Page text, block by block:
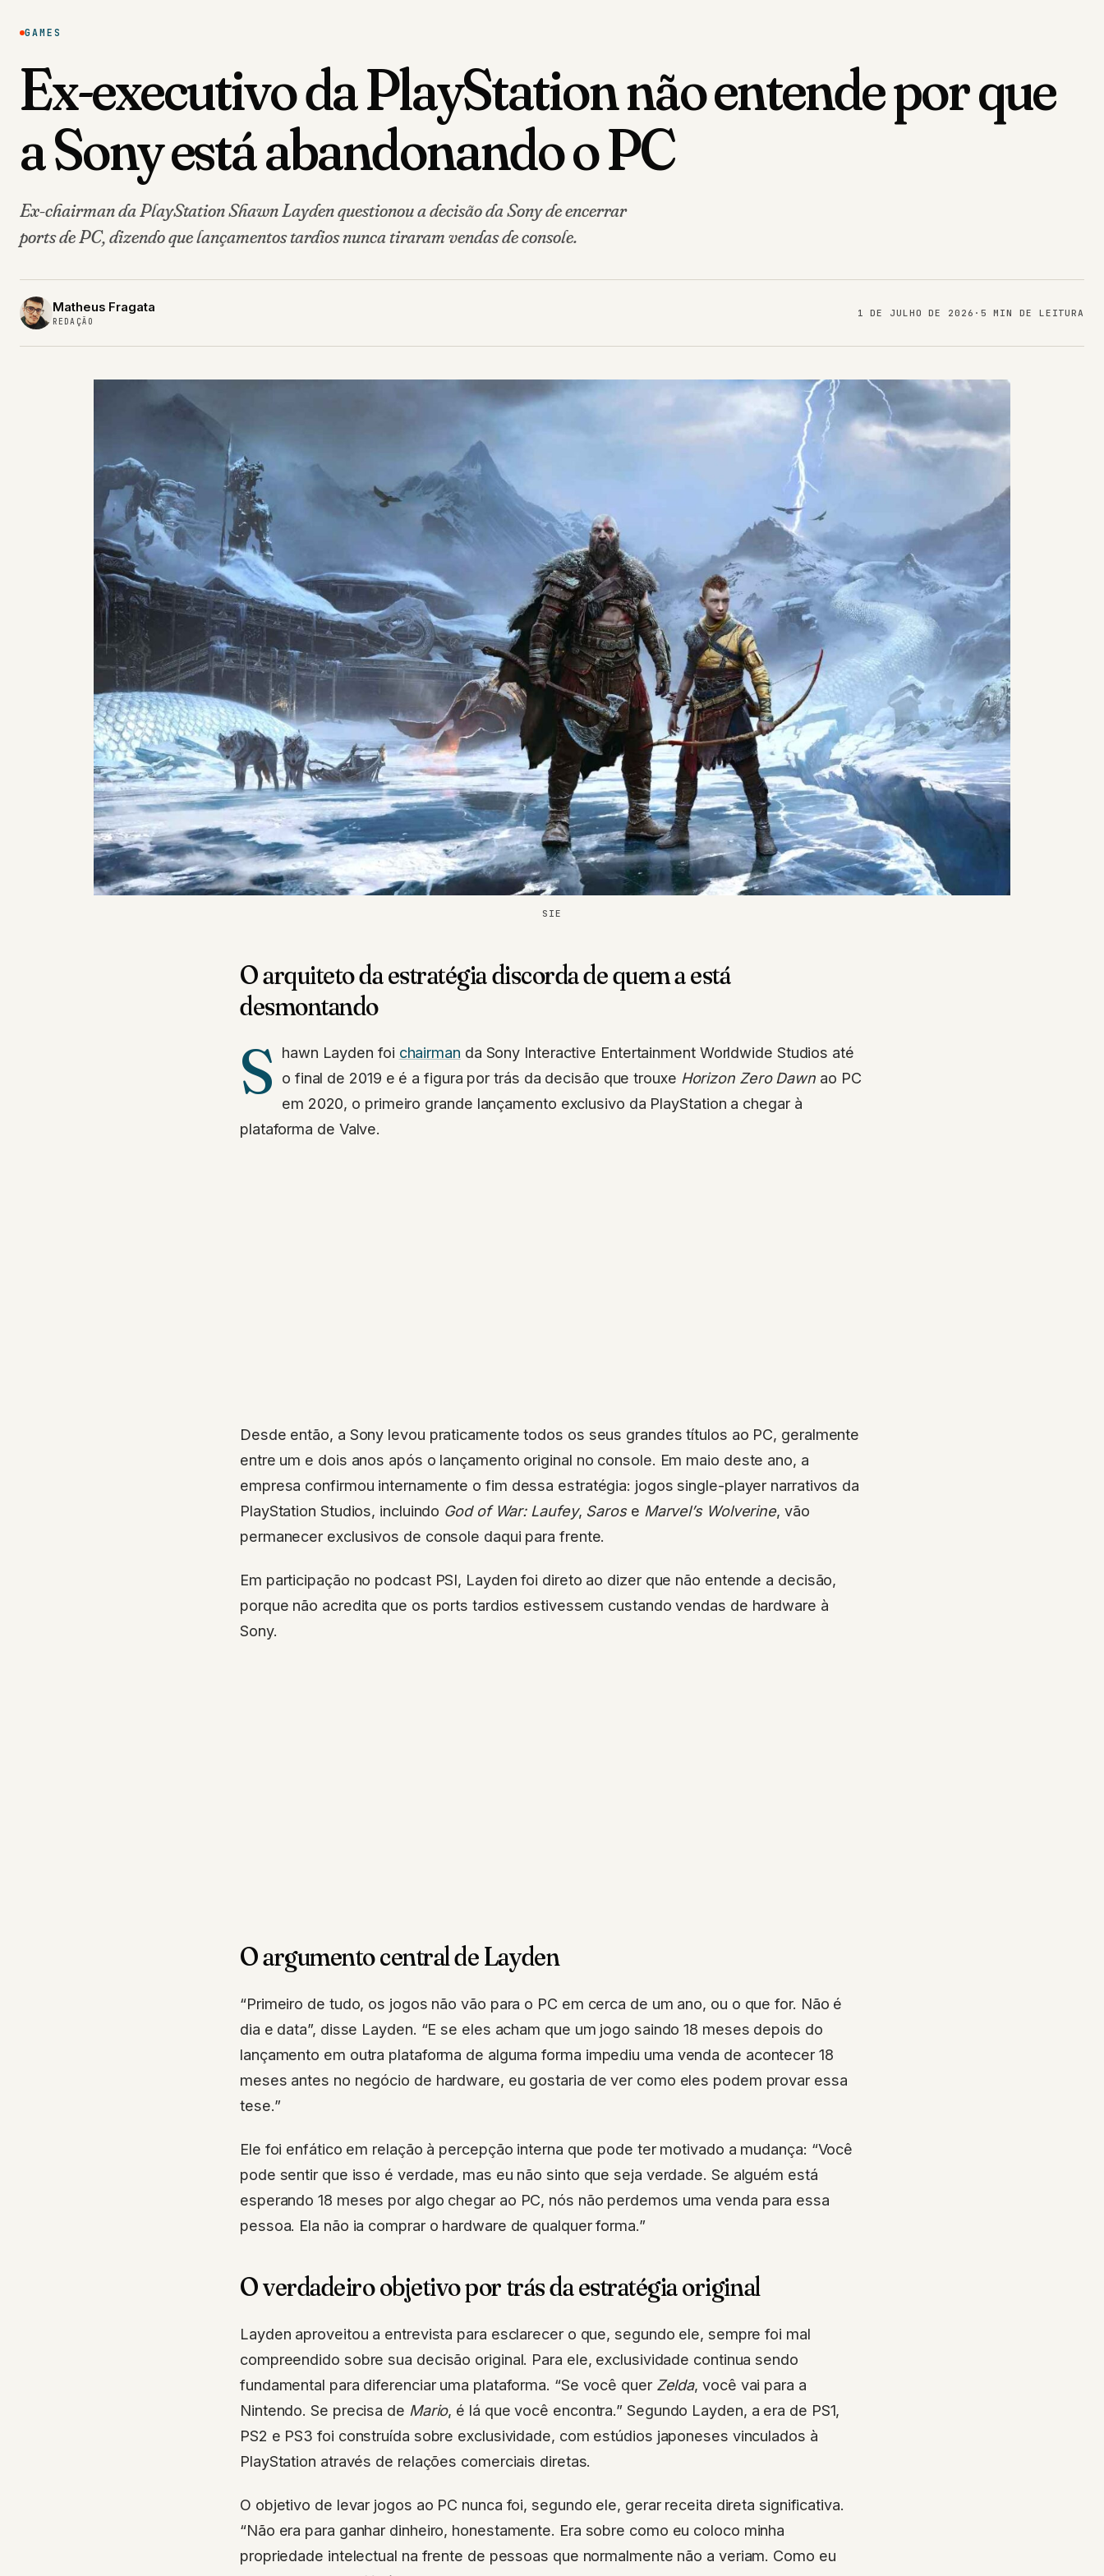
GAMES
Ex-executivo da PlayStation não entende por que
a Sony está abandonando o PC
Ex-chairman da PlayStation Shawn Layden questionou a decisão da Sony de encerrar
ports de PC, dizendo que lançamentos tardios nunca tiraram vendas de console.
Matheus Fragata
REDAÇÃO
1 DE JULHO DE 2026 · 5 MIN DE LEITURA
SIE
O arquiteto da estratégia discorda de quem a está
desmontando
S hawn Layden foi chairman da Sony Interactive Entertainment Worldwide Studios até
o final de 2019 e é a figura por trás da decisão que trouxe Horizon Zero Dawn ao PC
em 2020, o primeiro grande lançamento exclusivo da PlayStation a chegar à
plataforma de Valve.
Desde então, a Sony levou praticamente todos os seus grandes títulos ao PC, geralmente
entre um e dois anos após o lançamento original no console. Em maio deste ano, a
empresa confirmou internamente o fim dessa estratégia: jogos single-player narrativos da
PlayStation Studios, incluindo God of War: Laufey, Sarose Marvel’s Wolverine, vão
permanecer exclusivos de console daqui para frente.
Em participação no podcast PSI, Layden foi direto ao dizer que não entende a decisão,
porque não acredita que os ports tardios estivessem custando vendas de hardware à
Sony.
O argumento central de Layden
“Primeiro de tudo, os jogos não vão para o PC em cerca de um ano, ou o que for. Não é
dia e data”, disse Layden. “E se eles acham que um jogo saindo 18 meses depois do
lançamento em outra plataforma de alguma forma impediu uma venda de acontecer 18
meses antes no negócio de hardware, eu gostaria de ver como eles podem provar essa
tese.”
Ele foi enfático em relação à percepção interna que pode ter motivado a mudança: “Você
pode sentir que isso é verdade, mas eu não sinto que seja verdade. Se alguém está
esperando 18 meses por algo chegar ao PC, nós não perdemos uma venda para essa
pessoa. Ela não ia comprar o hardware de qualquer forma.”
O verdadeiro objetivo por trás da estratégia original
Layden aproveitou a entrevista para esclarecer o que, segundo ele, sempre foi mal
compreendido sobre sua decisão original. Para ele, exclusividade continua sendo
fundamental para diferenciar uma plataforma. “Se você quer Zelda, você vai para a
Nintendo. Se precisa de Mario, é lá que você encontra.” Segundo Layden, a era de PS1,
PS2 e PS3 foi construída sobre exclusividade, com estúdios japoneses vinculados à
PlayStation através de relações comerciais diretas.
O objetivo de levar jogos ao PC nunca foi, segundo ele, gerar receita direta significativa.
“Não era para ganhar dinheiro, honestamente. Era sobre como eu coloco minha
propriedade intelectual na frente de pessoas que normalmente não a veriam. Como eu